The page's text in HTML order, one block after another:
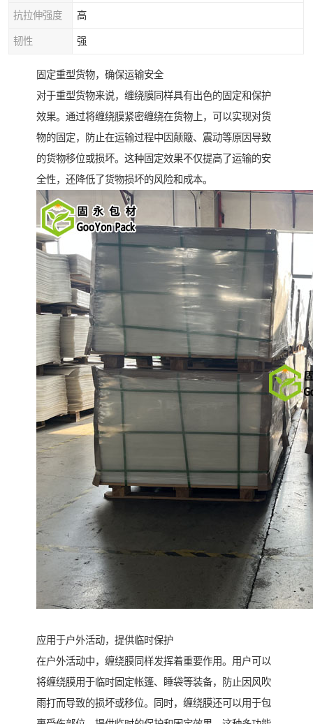
抗拉伸强度 高
韧性 强
固定重型货物，确保运输安全
对于重型货物来说，缠绕膜同样具有出色的固定和保护
效果。通过将缠绕膜紧密缠绕在货物上，可以实现对货
物的固定，防止在运输过程中因颠簸、震动等原因导致
的货物移位或损坏。这种固定效果不仅提高了运输的安
全性，还降低了货物损坏的风险和成本。
应用于户外活动，提供临时保护
在户外活动中，缠绕膜同样发挥着重要作用。用户可以
将缠绕膜用于临时固定帐篷、睡袋等装备，防止因风吹
雨打而导致的损坏或移位。同时，缠绕膜还可以用于包